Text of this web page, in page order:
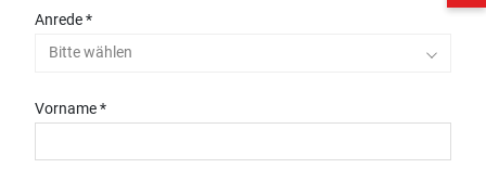
Anrede *
Bitte wählen
Vorname *